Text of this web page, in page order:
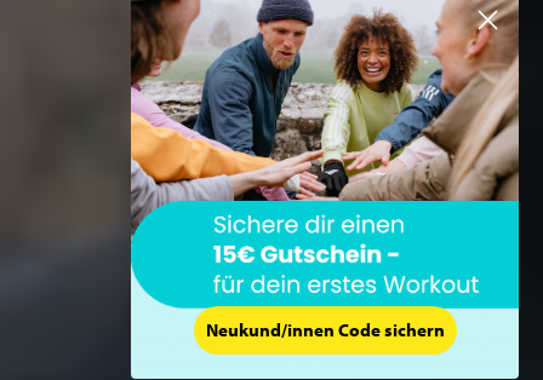
Neukund/innen Code sichern